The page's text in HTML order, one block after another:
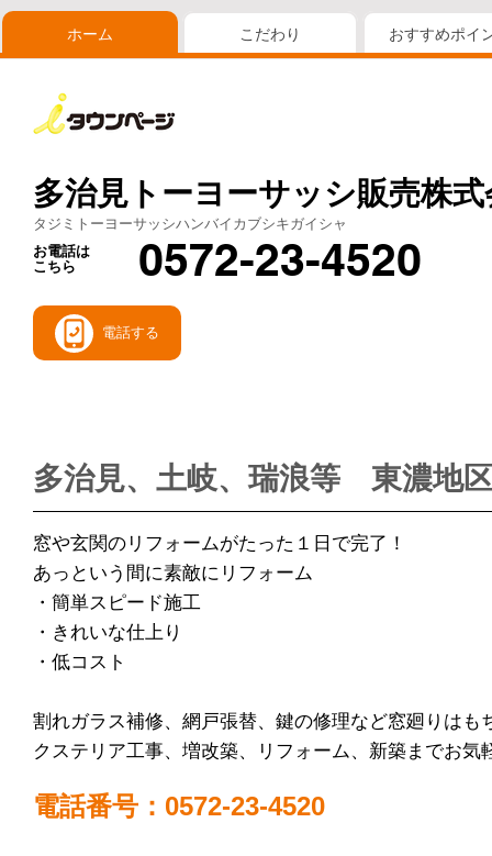
ホーム こだわり おすすめポイ
多治見トーヨーサッシ販売株式
タジミトーヨーサッシハンバイカブシキガイシャ
お電話は
こちら
0572-23-4520
電話する
多治見、土岐、瑞浪等 東濃地
窓や玄関のリフォームがたった１日で完了！
あっという間に素敵にリフォーム
・簡単スピード施工
・きれいな仕上り
・低コスト
割れガラス補修、網戸張替、鍵の修理など窓廻りは
クステリア工事、増改築、リフォーム、新築までお気
電話番号：0572-23-4520